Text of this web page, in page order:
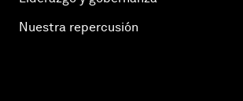
Nuestra repercusión